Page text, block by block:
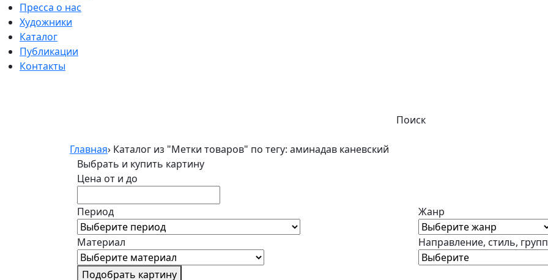
Пресса о нас
Художники
Каталог
Публикации
Контакты
Поиск
Главная› Каталог из "Метки товаров" по тегу: аминадав каневский
Выбрать и купить картину
Цена от и до
Период Жанр
Материал Направление, стиль,
Подобрать картину